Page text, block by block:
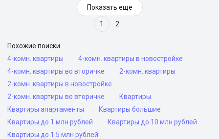
Показать еще
1 2
Похожие поиски
4-комн. квартиры
4-комн. квартиры в новостройке
4-комн. квартиры во вторичке
2-комн. квартиры
2-комн. квартиры в новостройке
2-комн. квартиры во вторичке
Квартиры
Квартиры апартаменты
Квартиры большие
Квартиры до 1 млн рублей
Квартиры до 10 млн рублей
Квартиры до 1.5 млн рублей